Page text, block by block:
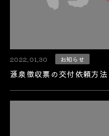
2022.01.30 お知らせ
源泉徴収票の交付依頼方法